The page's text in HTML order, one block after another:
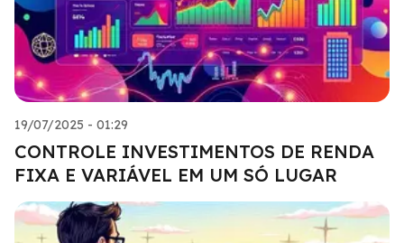
19/07/2025 - 01:29
CONTROLE INVESTIMENTOS DE RENDA
FIXA E VARIÁVEL EM UM SÓ LUGAR